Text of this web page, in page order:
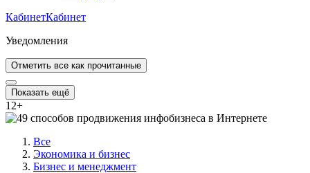
КабинетКабинет
Уведомления
Отметить все как прочитанные
Показать ещё
12+
Все
Экономика и бизнес
Бизнес и менеджмент